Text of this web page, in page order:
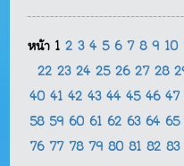
หน้า 1 2 3 4 5 6 7 8 9 10
22 23 24 25 26 27 28
40 41 42 43 44 45 46 47
58 59 60 61 62 63 64 65
76 77 78 79 80 81 82 83